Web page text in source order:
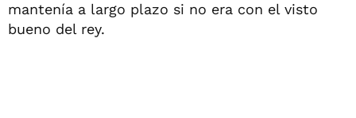
mantenía a largo plazo si no era con el visto
bueno del rey.